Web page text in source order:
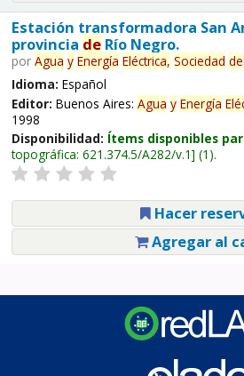
Estación transformadora San
provincia deRío Negro.
por Agua y Energía Eléctrica, Sociedad de
Idioma: Español
Editor: Buenos Aires: Agua y Energía
1998
Disponibilidad: Ítems disponibles
topográfica: 621.374.5/A282/v.1 (1).
Hacer
Agregar al